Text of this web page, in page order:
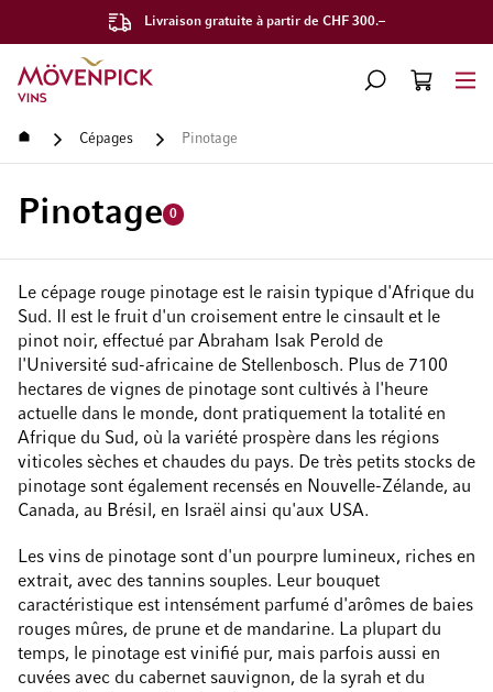
Livraison gratuite à partir de CHF 300.–
Aller à la page d'accueil
CHERCHERPANIER
Accueil Cépages Pinotage
Pinotage 0
Le cépage rouge pinotage est le raisin typique d'Afrique du
Sud. Il est le fruit d'un croisement entre le cinsault et le
pinot noir, effectué par Abraham Isak Perold de
l'Université sud-africaine de Stellenbosch. Plus de 7100
hectares de vignes de pinotage sont cultivés à l'heure
actuelle dans le monde, dont pratiquement la totalité en
Afrique du Sud, où la variété prospère dans les régions
viticoles sèches et chaudes du pays. De très petits stocks de
pinotage sont également recensés en Nouvelle-Zélande, au
Canada, au Brésil, en Israël ainsi qu'aux USA.
Les vins de pinotage sont d'un pourpre lumineux, riches en
extrait, avec des tannins souples. Leur bouquet
caractéristique est intensément parfumé d'arômes de baies
rouges mûres, de prune et de mandarine. La plupart du
temps, le pinotage est vinifié pur, mais parfois aussi en
cuvées avec du cabernet sauvignon, de la syrah et du